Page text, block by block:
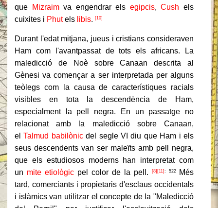
que
Mizraimva engendrar els egipcis,Cush els
cuixites i Phutels libis. [10]
Durant l'edat mitjana, jueus i cristians consideraven
Ham com l'avantpassat de tots els africans. La
maledicció de Noè sobre Canaan descrita al
Gènesi va començar a ser interpretada per alguns
teòlegs com la causa de característiques racials
visibles en tota la descendència de Ham,
especialment la pell negra. En un passatge no
relacionat amb la maledicció sobre Canaan,
elTalmud babilònicdel segle VI diu que Ham i els
seus descendents van ser maleïts amb pell negra,
que els estudiosos moderns han interpretat com
un mite etiològic pel color de la pell. [8] [11] : 522
Més
tard, comerciants i propietaris d'esclaus occidentals
i islàmics van utilitzar el concepte de la "Maledicció